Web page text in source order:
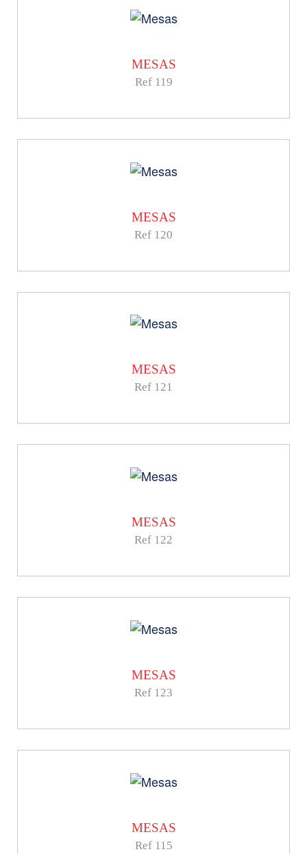
MESAS
Ref 119
MESAS
Ref 120
MESAS
Ref 121
MESAS
Ref 122
MESAS
Ref 123
MESAS
Ref 115